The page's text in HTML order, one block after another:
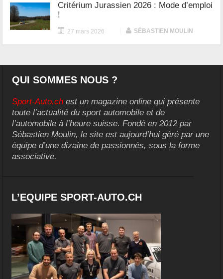
Critérium Jurassien 2026 : Mode d’emploi
!
27 mars 2026 SÉBASTIEN MOULIN
QUI SOMMES NOUS ?
Sport-Auto.ch est un magazine online qui présente
toute l’actualité du sport automobile et de
l’automobile à l’heure suisse. Fondé en 2012 par
Sébastien Moulin, le site est aujourd’hui géré par une
équipe d’une dizaine de passionnés, sous la forme
associative.
L’EQUIPE SPORT-AUTO.CH